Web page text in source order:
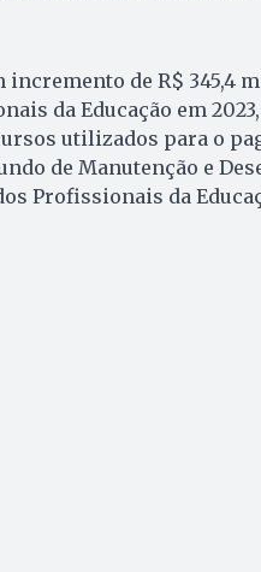
incremento de R$ 345,4
da Educação em
utilizados para o
de Manutenção e
Profissionais da